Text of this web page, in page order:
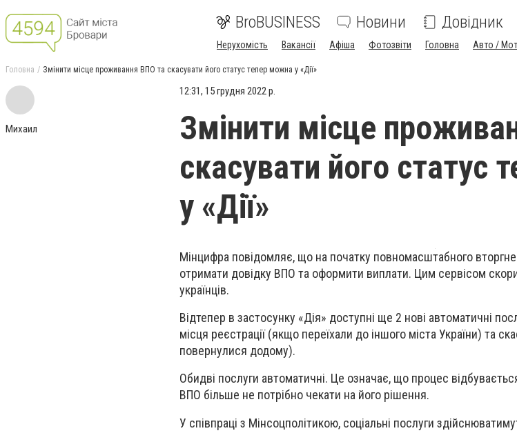
BroBUSINESS Новини Довідник
Нерухомість Вакансії Афіша Фотозвіти Головна Авто /
Головна Змінити місце проживання ВПО та скасувати його статус тепер можна у «Дії»
Михаил
12:31, 15 грудня 2022 р.
Змінити місце
скасувати його статус
у «Дії»
Мінцифра повідомляє, що на початку повномасштабного
отримати довідку ВПО та оформити виплати. Цим сервісом
українців.
Відтепер в застосунку «Дія» доступні ще 2 нові автоматичні
місця реєстрації (якщо переїхали до іншого міста України) та
повернулися додому).
Обидві послуги автоматичні. Це означає, що процес
ВПО більше не потрібно чекати на його рішення.
У співпраці з Мінсоцполітикою, соціальні послуги